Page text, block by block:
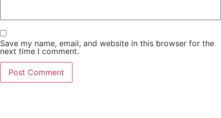
Save my name, email, and website in this browser for the
next time I comment.